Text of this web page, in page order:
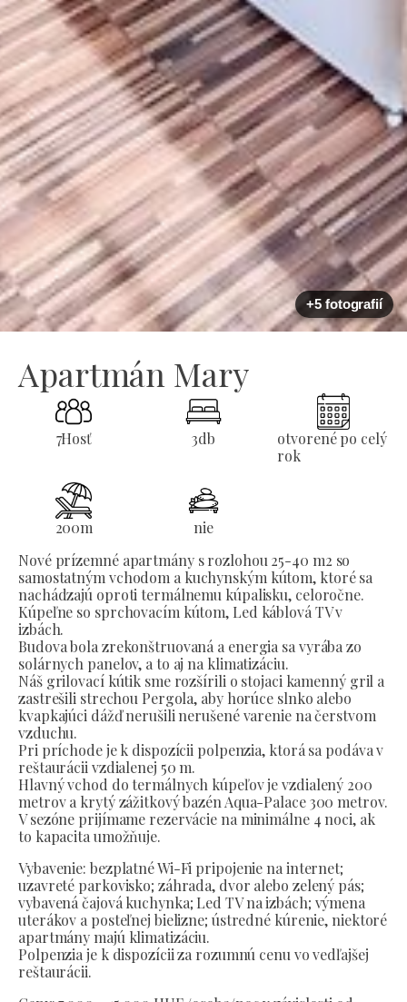
+5 fotografií
Apartmán Mary
7Hosť 3db
otvorené po celý
rok
200m
nie
Nové prízemné apartmány s rozlohou 25-40 m2 so
samostatným vchodom a kuchynským kútom, ktoré sa
nachádzajú oproti termálnemu kúpalisku, celoročne.
Kúpeľne so sprchovacím kútom, Led káblová TV v
izbách.
Budova bola zrekonštruovaná a energia sa vyrába zo
solárnych panelov, a to aj na klimatizáciu.
Náš grilovací kútik sme rozšírili o stojaci kamenný gril a
zastrešili strechou Pergola, aby horúce slnko alebo
kvapkajúci dážď nerušili nerušené varenie na čerstvom
vzduchu.
Pri príchode je k dispozícii polpenzia, ktorá sa podáva v
reštaurácii vzdialenej 50 m.
Hlavný vchod do termálnych kúpeľov je vzdialený 200
metrov a krytý zážitkový bazén Aqua-Palace 300 metrov.
V sezóne prijímame rezervácie na minimálne 4 noci, ak
to kapacita umožňuje.
Vybavenie: bezplatné Wi-Fi pripojenie na internet;
uzavreté parkovisko; záhrada, dvor alebo zelený pás;
vybavená čajová kuchynka; Led TV na izbách; výmena
uterákov a posteľnej bielizne; ústredné kúrenie, niektoré
apartmány majú klimatizáciu.
Polpenzia je k dispozícii za rozumnú cenu vo vedľajšej
reštaurácii.